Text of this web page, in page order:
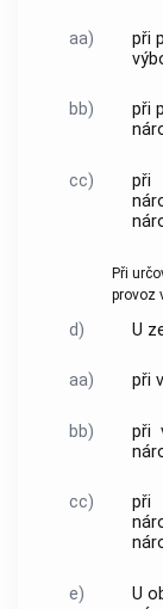
aa)
při
bb)
při
cc)
při
Při
provoz
d) U
aa) při
bb)
při
cc)
při
e)
U